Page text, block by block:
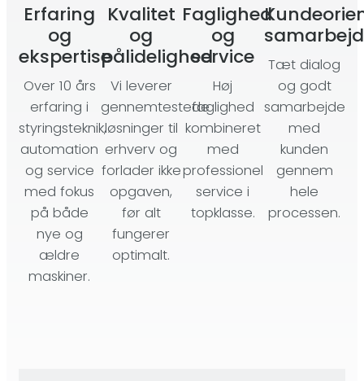
Erfaring
og
ekspertise
Over 10 års
erfaring i
styringsteknik,
automation
og service
med fokus
på både
nye og
ældre
maskiner.
Kvalitet
og
pålidelighed
Vi leverer
gennemtestede
løsninger til
erhverv og
forlader ikke
opgaven,
før alt
fungerer
optimalt.
Faglighed
og
service
Høj
faglighed
kombineret
med
professionel
service i
topklasse.
Tæt dialog
og godt
samarbejde
med
kunden
gennem
hele
processen.